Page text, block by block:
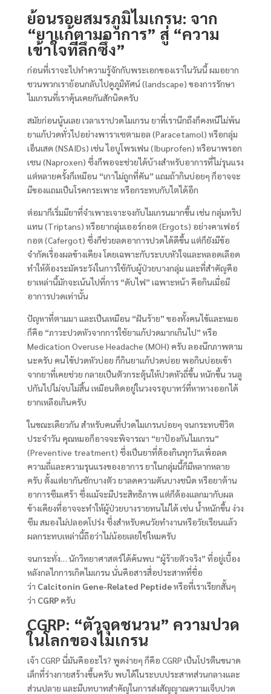
ย้อนรอยสมรภูมิไมเกรน: จาก
“ยาแก้ตามอาการ” สู่ “ความ
เข้าใจที่ลึกซึ้ง”
ก่อนที่เราจะไปทำความรู้จักกับพระเอกของเราในวันนี้ ผมอยาก
ชวนพวกเราย้อนกลับไปดูภูมิทัศน์ (landscape) ของการรักษา
ไมเกรนที่เราคุ้นเคยกันสักนิดครับ
สมัยก่อนนู้นเลย เวลาเราปวดไมเกรน ยาที่เรานึกถึงก็คงหนีไม่พ้น
ยาแก้ปวดทั่วไปอย่างพาราเซตามอล (Paracetamol) หรือกลุ่ม
เอ็นเสด (NSAIDs) เช่น ไอบูโพรเฟน (Ibuprofen) หรือนาพรอก
เซน (Naproxen) ซึ่งก็พอจะช่วยได้บ้างสำหรับอาการที่ไม่รุนแรง
แต่หลายครั้งก็เหมือน “เกาไม่ถูกที่คัน” แถมถ้ากินบ่อยๆ ก็อาจจะ
มีของแถมเป็นโรคกระเพาะ หรือกระทบกับไตได้อีก
ต่อมาก็เริ่มมียาที่จำเพาะเจาะจงกับไมเกรนมากขึ้น เช่น กลุ่มทริป
แทน (Triptans) หรือยากลุ่มเออร์กอต (Ergots) อย่างคาเฟอร์
กอต (Cafergot) ซึ่งก็ช่วยลดอาการปวดได้ดีขึ้น แต่ก็ยังมีข้อ
จำกัดเรื่องผลข้างเคียง โดยเฉพาะกับระบบหัวใจและหลอดเลือด
ทำให้ต้องระมัดระวังในการใช้กับผู้ป่วยบางกลุ่ม และที่สำคัญคือ
ยาเหล่านี้มักจะเน้นไปที่การ “ดับไฟ” เฉพาะหน้า คือกินเมื่อมี
อาการปวดเท่านั้น
ปัญหาที่ตามมา และเป็นเหมือน “ฝันร้าย” ของทั้งคนไข้และหมอ
ก็คือ “ภาวะปวดหัวจากการใช้ยาแก้ปวดมากเกินไป” หรือ
Medication Overuse Headache (MOH) ครับ ลองนึกภาพตาม
นะครับ คนไข้ปวดหัวบ่อย ก็กินยาแก้ปวดบ่อย พอกินบ่อยเข้า
จากยาที่เคยช่วย กลายเป็นตัวกระตุ้นให้ปวดหัวถี่ขึ้น หนักขึ้น วนลู
ปกันไปไม่จบไม่สิ้น เหมือนติดอยู่ในวงจรอุบาทว์ที่หาทางออกได้
ยากเหลือเกินครับ
ในขณะเดียวกัน สำหรับคนที่ปวดไมเกรนบ่อยๆ จนกระทบชีวิต
ประจำวัน คุณหมอก็อาจจะพิจารณา “ยาป้องกันไมเกรน”
(Preventive treatment) ซึ่งเป็นยาที่ต้องกินทุกวันเพื่อลด
ความถี่และความรุนแรงของอาการ ยาในกลุ่มนี้ก็มีหลากหลาย
ครับ ตั้งแต่ยากันชักบางตัว ยาลดความดันบางชนิด หรือยาต้าน
อาการซึมเศร้า ซึ่งแม้จะมีประสิทธิภาพ แต่ก็ต้องแลกมากับผล
ข้างเคียงที่อาจจะทำให้ผู้ป่วยบางรายทนไม่ได้ เช่น น้ำหนักขึ้น ง่วง
ซึม สมองไม่ปลอดโปร่ง ซึ่งสำหรับคนวัยทำงานหรือวัยเรียนแล้ว
ผลกระทบเหล่านี้ถือว่าไม่น้อยเลยใช่ไหมครับ
จนกระทั่ง… นักวิทยาศาสตร์ได้ค้นพบ “ผู้ร้ายตัวจริง” ที่อยู่เบื้อง
หลังกลไกการเกิดไมเกรน นั่นคือสารสื่อประสาทที่ชื่อ
ว่า Calcitonin Gene-Related Peptideหรือที่เราเรียกสั้นๆ
ว่า CGRPครับ
CGRP: “ตัวจุดชนวน” ความปวด
ในโลกของไมเกรน
เจ้า CGRP นี่มันคืออะไร? พูดง่ายๆ ก็คือ CGRP เป็นโปรตีนขนาด
เล็กที่ร่างกายสร้างขึ้นครับ พบได้ในระบบประสาทส่วนกลางและ
ส่วนปลาย และมีบทบาทสำคัญในการส่งสัญญาณความเจ็บปวด